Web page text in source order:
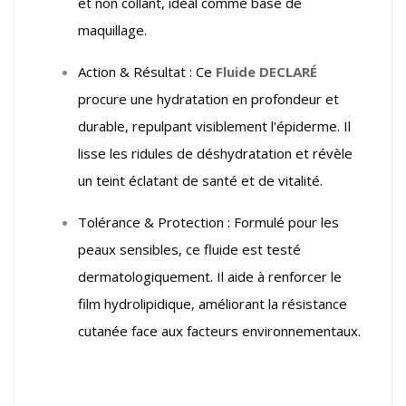
maquillage.
Action & Résultat : Ce Fluide DECLARÉ
procure une hydratation en profondeur et
durable, repulpant visiblement l'épiderme. Il
lisse les ridules de déshydratation et révèle
un teint éclatant de santé et de vitalité.
Tolérance & Protection : Formulé pour les
peaux sensibles, ce fluide est testé
dermatologiquement. Il aide à renforcer le
film hydrolipidique, améliorant la résistance
cutanée face aux facteurs environnementaux.